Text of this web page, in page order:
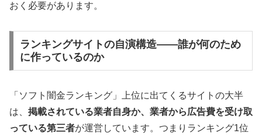
おく必要があります。
ランキングサイトの自演構造——誰が何のため
に作っているのか
「ソフト闇金ランキング」上位に出てくるサイトの大半
は、 掲載されている業者自身か、業者から広告費を受け取
っている第三者が運営しています。つまりランキング1位